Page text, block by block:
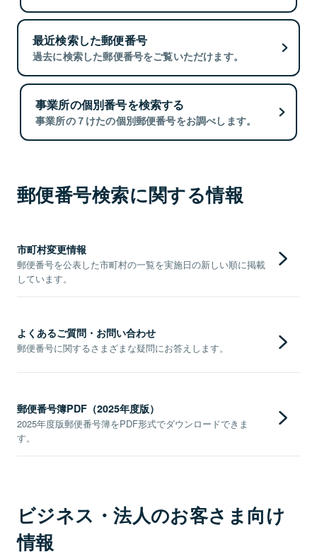
最近検索した郵便番号
過去に検索した郵便番号をご覧いただけます。
事業所の個別番号を検索する
事業所の７けたの個別郵便番号をお調べします。
郵便番号検索に関する情報
市町村変更情報
郵便番号を公表した市町村の一覧を実施日の新しい順に掲載
しています。
よくあるご質問・お問い合わせ
郵便番号に関するさまざまな疑問にお答えします。
郵便番号簿PDF（2025年度版）
2025年度版郵便番号簿をPDF形式でダウンロードできま
す。
ビジネス・法人のお客さま向け
情報